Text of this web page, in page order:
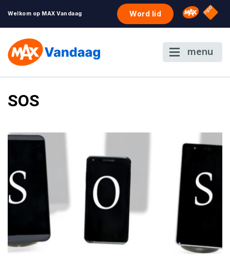
Welkom op MAX Vandaag Word lid Omroep
NPO
menu
SOS